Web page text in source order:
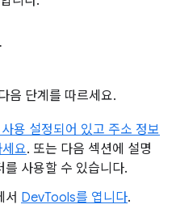
음 단계를 따르세요.
용 설정되어 있고 주소 정보
요. 또는 다음 섹션에 설명
사용할 수 있습니다.
서 DevTools를 엽니다.